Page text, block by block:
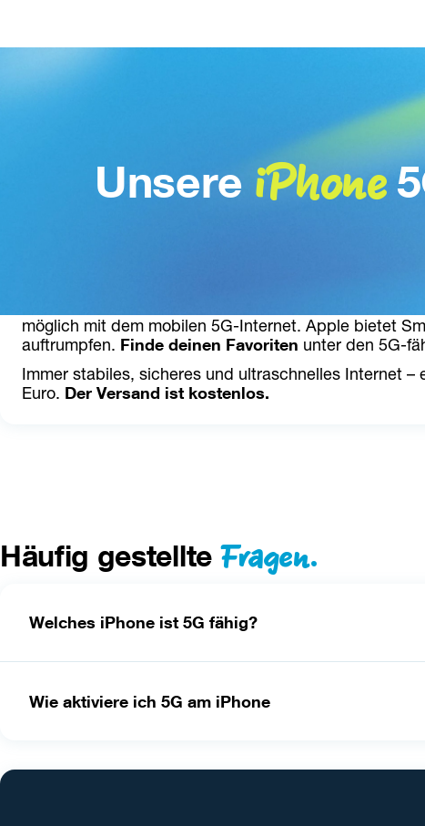
Unsere iPhone
möglich mit dem mobilen 5G-Internet. Apple bietet
auftrumpfen. Finde deinen Favoriten unter den 5G-
Immer stabiles, sicheres und ultraschnelles Internet
Euro. Der Versand ist kostenlos.
Häufig gestellte Fragen.
Welches iPhone ist 5G fähig?
Wie aktiviere ich 5G am iPhone